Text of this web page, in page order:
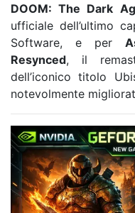
DOOM: The Dark
ufficiale dell’ultimo
Software, e per
Resynced, il
dell’iconico titolo
notevolmente